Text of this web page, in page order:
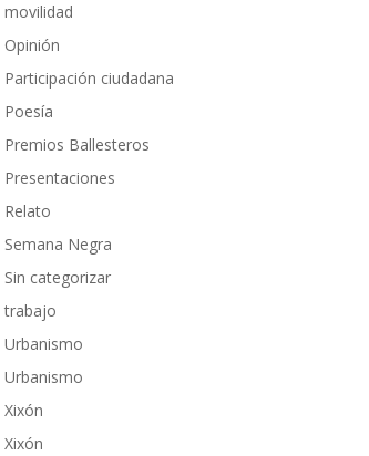
movilidad
Opinión
Participación ciudadana
Poesía
Premios Ballesteros
Presentaciones
Relato
Semana Negra
Sin categorizar
trabajo
Urbanismo
Urbanismo
Xixón
Xixón